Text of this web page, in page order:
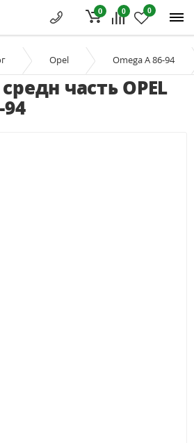
0 0
0
Opel Omega A 86-94
часть OPEL
94